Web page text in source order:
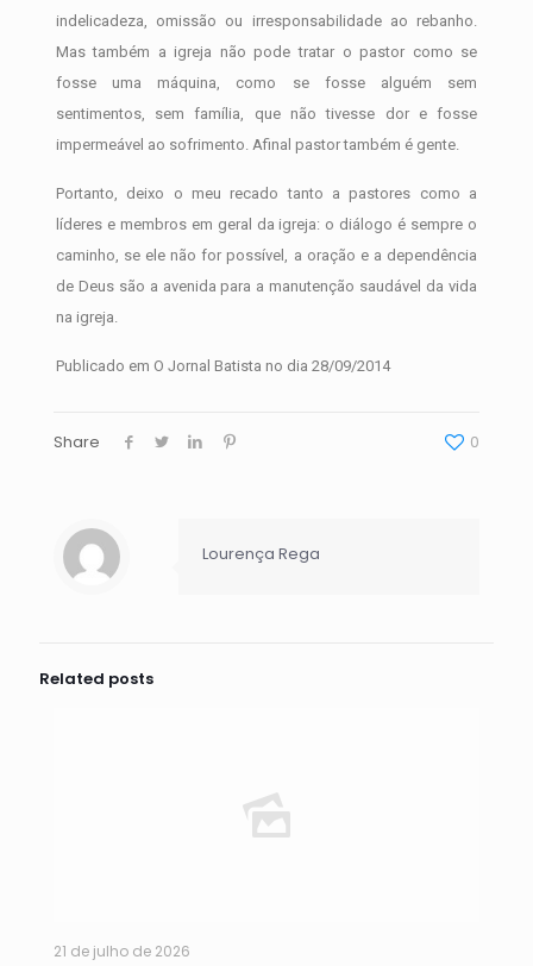
indelicadeza, omissão ou irresponsabilidade ao rebanho.
Mas também a igreja não pode tratar o pastor como se
fosse uma máquina, como se fosse alguém sem
sentimentos, sem família, que não tivesse dor e fosse
impermeável ao sofrimento. Afinal pastor também é gente.
Portanto, deixo o meu recado tanto a pastores como a
líderes e membros em geral da igreja: o diálogo é sempre o
caminho, se ele não for possível, a oração e a dependência
de Deus são a avenida para a manutenção saudável da vida
na igreja.
Publicado em O Jornal Batista no dia 28/09/2014
Share 0
Lourença Rega
Related posts
21 de julho de 2026